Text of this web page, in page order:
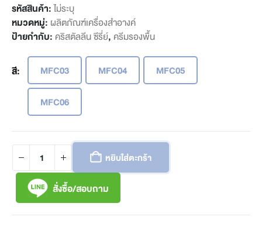
รหัสสินค้า:ไม่ระบุ
หมวดหมู่: ผลิตภัณฑ์เครื่องสำอางค์
ป้ายกำกับ: คริสตัลลีน ซีรี่ย์, ครีมรองพื้น
สี MFC03 MFC04 MFC05
MFC06
หยิบใส่ตะกร้า
สั่งซื้อ/สอบถาม